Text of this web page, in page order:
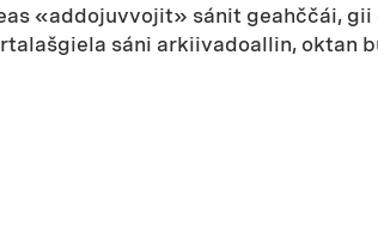
«addojuvvojit» sánit geahččái,
sáni arkiivadoallin,